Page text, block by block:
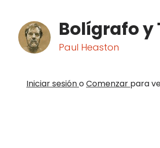
Bolígrafo y
Paul Heaston
Iniciar sesiónoComenzar para